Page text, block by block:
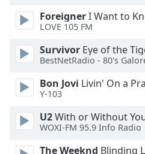
Size
Text
Edge
Style
Font
Family
ForeignerI Want to
LOVE 105 FM
Survivor Eye of the
BestNetRadio - 80's
Bon Jovi Livin' On a
Y-103
U2With or Without
WOXI-FM 95.9 Info Radio
The Weeknd Blinding